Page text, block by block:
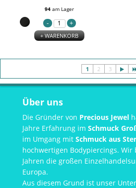
94 am Lager
+ WARENKORB
1 2 3
Über uns
Die Gründer von Precious Jewel
Jahre Erfahrung im Schmuck
im Umgang mit Schmuck aus
hochwertigen Bodypiercings.
Jahren die großen
Europa.
Aus diesem Grund ist unser